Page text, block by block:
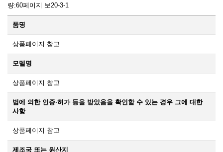
량:60페이지 보20-3-1
품명
상품페이지 참고
모델명
상품페이지 참고
법에 의한 인증·허가 등을 받았음을 확인할 수 있는 경우 그에 대한
사항
상품페이지 참고
제조국 또는 원산지